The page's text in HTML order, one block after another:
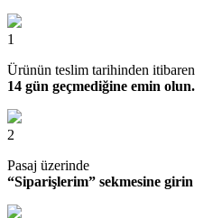
1
Ürünün teslim tarihinden itibaren
14 gün geçmediğine emin olun.
2
Pasaj üzerinde
“Siparişlerim” sekmesine girin